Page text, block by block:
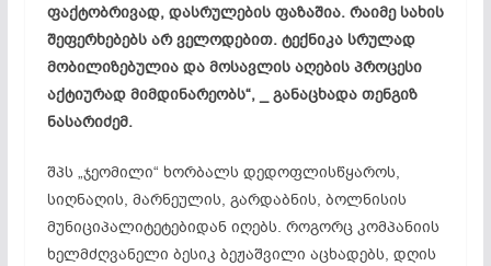
ფაქტობრივად, დასრულების ფაზაშია. რაიმე სახის
შეფერხებებს არ ველოდებით. ტექნიკა სრულად
მობილიზებულია და მოსავლის აღების პროცესი
აქტიურად მიმდინარეობს“, _ განაცხადა თენგიზ
ნასარიძემ.
შპს „ჯეომილი“ ხორბალს დედოფლისწყაროს,
სიღნაღის, მარნეულის, გარდაბნის, ბოლნისის
მუნიციპალიტეტებიდან იღებს. როგორც კომპანიის
ხელმძღვანელი ბესიკ ბეჟაშვილი აცხადებს, დღის